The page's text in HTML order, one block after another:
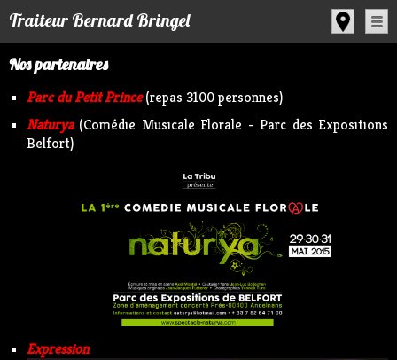
Traiteur Bernard Bringel
Nos partenaires
Parc du Petit Prince(repas 3100 personnes)
Naturya(Comédie Musicale Florale - Parc des Expositions
Belfort)
Expression
Panneau de gestion des cookies